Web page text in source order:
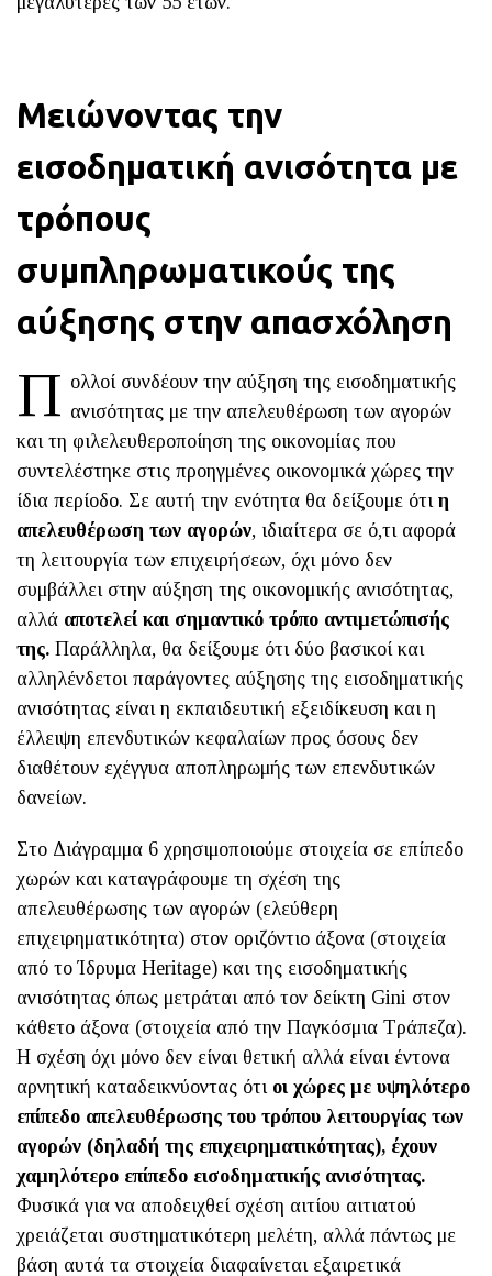
Μειώνοντας την
εισοδηματική ανισότητα με
τρόπους
συμπληρωματικούς της
αύξησης στην απασχόληση
Π ολλοί συνδέουν την αύξηση της εισοδηματικής
ανισότητας με την απελευθέρωση των αγορών
και τη φιλελευθεροποίηση της οικονομίας που
συντελέστηκε στις προηγμένες οικονομικά χώρες την
ίδια περίοδο. Σε αυτή την ενότητα θα δείξουμε ότι η
απελευθέρωση των αγορών, ιδιαίτερα σε ό,τι αφορά
τη λειτουργία των επιχειρήσεων, όχι μόνο δεν
συμβάλλει στην αύξηση της οικονομικής ανισότητας,
αλλά αποτελεί και σημαντικό τρόπο αντιμετώπισής
της. Παράλληλα, θα δείξουμε ότι δύο βασικοί και
αλληλένδετοι παράγοντες αύξησης της εισοδηματικής
ανισότητας είναι η εκπαιδευτική εξειδίκευση και η
έλλειψη επενδυτικών κεφαλαίων προς όσους δεν
διαθέτουν εχέγγυα αποπληρωμής των επενδυτικών
δανείων.
Στο Διάγραμμα 6 χρησιμοποιούμε στοιχεία σε επίπεδο
χωρών και καταγράφουμε τη σχέση της
απελευθέρωσης των αγορών (ελεύθερη
επιχειρηματικότητα) στον οριζόντιο άξονα (στοιχεία
από το Ίδρυμα Heritage) και της εισοδηματικής
ανισότητας όπως μετράται από τον δείκτη Gini στον
κάθετο άξονα (στοιχεία από την Παγκόσμια Τράπεζα).
Η σχέση όχι μόνο δεν είναι θετική αλλά είναι έντονα
αρνητική καταδεικνύοντας ότι οι χώρες με υψηλότερο
επίπεδο απελευθέρωσης του τρόπου λειτουργίας των
αγορών (δηλαδή της επιχειρηματικότητας), έχουν
χαμηλότερο επίπεδο εισοδηματικής ανισότητας.
Φυσικά για να αποδειχθεί σχέση αιτίου αιτιατού
χρειάζεται συστηματικότερη μελέτη, αλλά πάντως με
βάση αυτά τα στοιχεία διαφαίνεται εξαιρετικά